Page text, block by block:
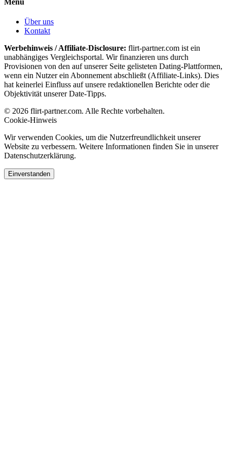
Menü
Über uns
Kontakt
Werbehinweis / Affiliate-Disclosure: flirt-partner.com ist ein
unabhängiges Vergleichsportal. Wir finanzieren uns durch
Provisionen von den auf unserer Seite gelisteten Dating-Plattformen,
wenn ein Nutzer ein Abonnement abschließt (Affiliate-Links). Dies
hat keinerlei Einfluss auf unsere redaktionellen Berichte oder die
Objektivität unserer Date-Tipps.
© 2026 flirt-partner.com. Alle Rechte vorbehalten.
Cookie-Hinweis
Wir verwenden Cookies, um die Nutzerfreundlichkeit unserer
Website zu verbessern. Weitere Informationen finden Sie in unserer
Datenschutzerklärung.
Einverstanden